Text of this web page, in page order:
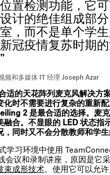
置检测功能，它
计的绝佳组成部
，而不是单个学
冠疫情复苏时期
频和多媒体 IT 经理 Joseph Azar
适的天花阵列麦克风解决方
化时不需要进行复杂的重新
2 是最合适的选择。麦
融合。不显眼的 LED 状态指
，同时又不会分散教师和学生
学习环境中使用
会议和录制讲座，原因是它
束成形技术。使用它可以允